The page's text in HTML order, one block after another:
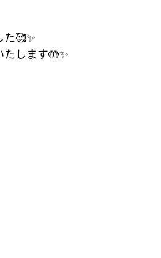
🥰✨
します🤲✨